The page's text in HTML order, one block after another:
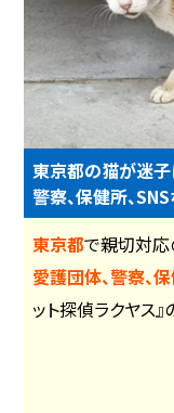
東京都の猫が迷子
警察、保健所、
東京都で親切対応
愛護団体、警察、保
ット探偵ラクヤス